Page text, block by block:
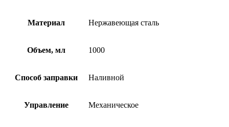
Материал Нержавеющая сталь
Объем, мл 1000
Способ заправки Наливной
Управление Механическое